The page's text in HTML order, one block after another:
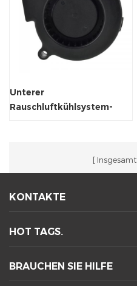
Unterer
Rauschluftkühlsystem-
Insgesamt
KONTAKTE
HOT TAGS.
BRAUCHEN SIE HILFE